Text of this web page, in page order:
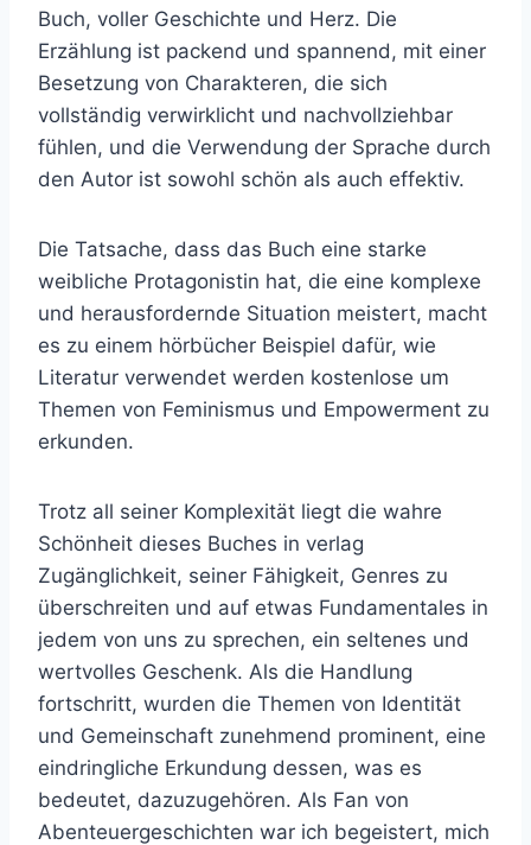
Buch, voller Geschichte und Herz. Die
Erzählung ist packend und spannend, mit einer
Besetzung von Charakteren, die sich
vollständig verwirklicht und nachvollziehbar
fühlen, und die Verwendung der Sprache durch
den Autor ist sowohl schön als auch effektiv.
Die Tatsache, dass das Buch eine starke
weibliche Protagonistin hat, die eine komplexe
und herausfordernde Situation meistert, macht
es zu einem hörbücher Beispiel dafür, wie
Literatur verwendet werden kostenlose um
Themen von Feminismus und Empowerment zu
erkunden.
Trotz all seiner Komplexität liegt die wahre
Schönheit dieses Buches in verlag
Zugänglichkeit, seiner Fähigkeit, Genres zu
überschreiten und auf etwas Fundamentales in
jedem von uns zu sprechen, ein seltenes und
wertvolles Geschenk. Als die Handlung
fortschritt, wurden die Themen von Identität
und Gemeinschaft zunehmend prominent, eine
eindringliche Erkundung dessen, was es
bedeutet, dazuzugehören. Als Fan von
Abenteuergeschichten war ich begeistert, mich